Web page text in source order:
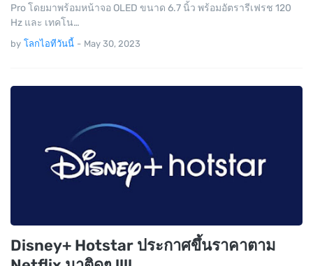
Pro โดยมาพร้อมหน้าจอ OLED ขนาด 6.7 นิ้ว พร้อมอัตรารีเฟรช 120
Hz และ เทคโน…
by โลกไอทีวันนี้ - May 30, 2023
Disney+ Hotstar ประกาศขึ้นราคาตาม